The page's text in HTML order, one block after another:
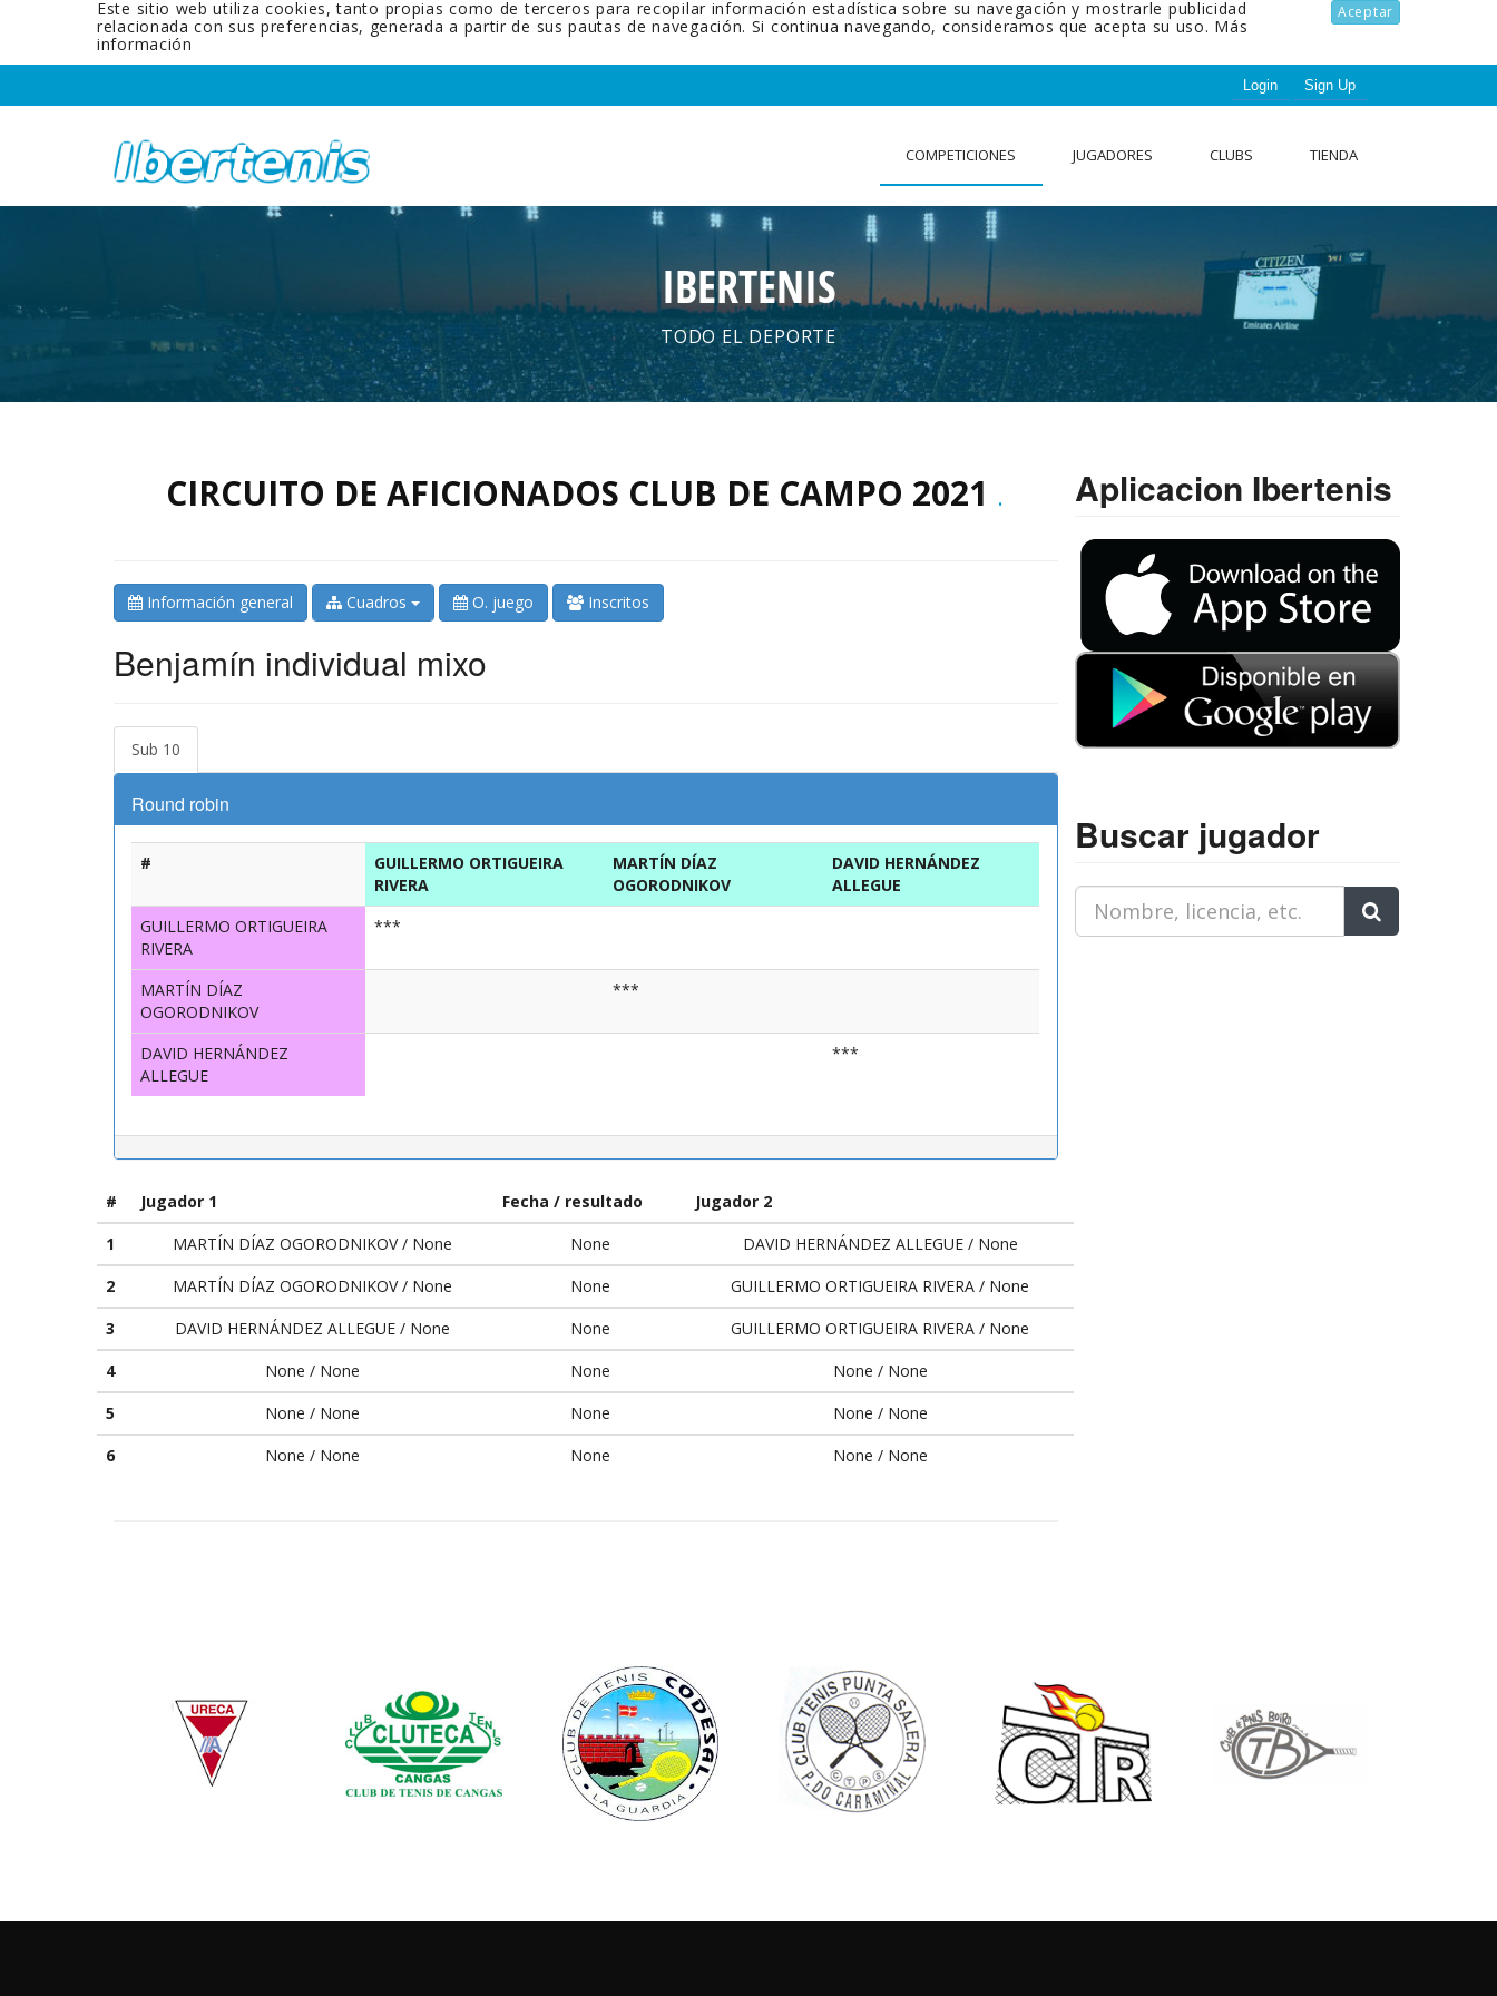
Aceptar
Este sitio web utiliza cookies, tanto propias como de terceros para recopilar información estadística sobre su navegación y mostrarle publicidad
relacionada con sus preferencias, generada a partir de sus pautas de navegación. Si continua navegando, consideramos que acepta su uso. Más
información
Login Sign Up
COMPETICIONES JUGADORES CLUBS TIENDA
IBERTENIS
TODO EL DEPORTE
CIRCUITO DE AFICIONADOS CLUB DE CAMPO 2021 .
Información general Cuadros O. juego Inscritos
Benjamín individual mixo
Sub 10
Round robin
#
GUILLERMO ORTIGUEIRA
RIVERA
MARTÍN DÍAZ
OGORODNIKOV
DAVID HERNÁNDEZ
ALLEGUE
GUILLERMO ORTIGUEIRA
RIVERA
***
MARTÍN DÍAZ
OGORODNIKOV
***
DAVID HERNÁNDEZ
ALLEGUE
***
# Jugador 1 Fecha / resultado
Jugador 2
1
MARTÍN DÍAZ OGORODNIKOV / None None
DAVID HERNÁNDEZ ALLEGUE / None
2
MARTÍN DÍAZ OGORODNIKOV / None None
GUILLERMO ORTIGUEIRA RIVERA / None
3
DAVID HERNÁNDEZ ALLEGUE / None None
GUILLERMO ORTIGUEIRA RIVERA / None
4
None / None None
None / None
5
None / None None
None / None
6
None / None None None / None
Aplicacion Ibertenis
Buscar jugador